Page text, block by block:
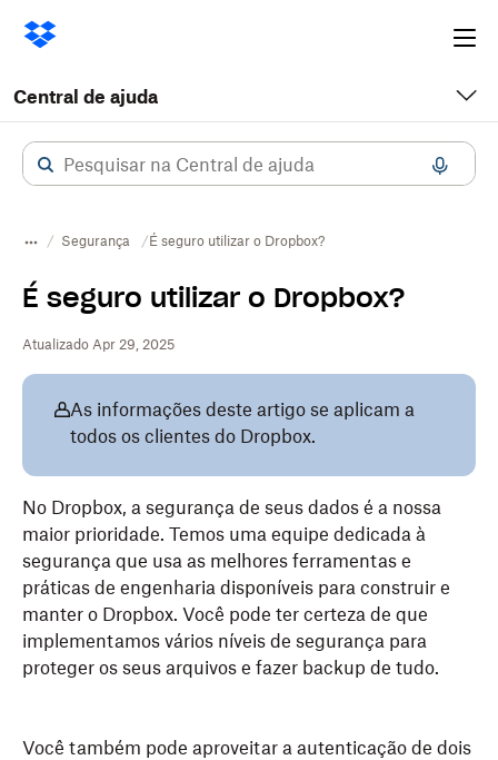
Central de ajuda
Segurança É seguro utilizar o Dropbox?
É seguro utilizar o Dropbox?
Atualizado Apr 29, 2025
As informações deste artigo se aplicam a
todos os clientes do Dropbox.
No Dropbox, a segurança de seus dados é a nossa
maior prioridade. Temos uma equipe dedicada à
segurança que usa as melhores ferramentas e
práticas de engenharia disponíveis para construir e
manter o Dropbox. Você pode ter certeza de que
implementamos vários níveis de segurança para
proteger os seus arquivos e fazer backup de tudo.
Você também pode aproveitar a autenticação de dois